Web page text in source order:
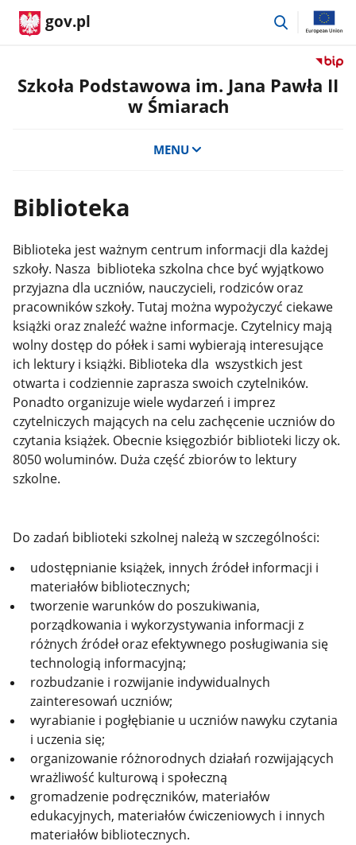
gov.pl
przejdź
Przejdź
do
II
w
Szkoła Podstawowa im. Jana Pawła II
w Śmiarach
MENU
Biblioteka
Biblioteka jest ważnym centrum informacji dla każdej
szkoły. Nasza biblioteka szkolna chce być wyjątkowo
przyjazna dla uczniów, nauczycieli, rodziców oraz
pracowników szkoły. Tutaj można wypożyczyć ciekawe
książki oraz znaleźć ważne informacje. Czytelnicy mają
wolny dostęp do półek i sami wybierają interesujące
ich lektury i książki. Biblioteka dla wszystkich jest
otwarta i codziennie zaprasza swoich czytelników.
Ponadto organizuje wiele wydarzeń i imprez
czytelniczych mających na celu zachęcenie uczniów do
czytania książek. Obecnie księgozbiór biblioteki liczy ok.
8050 woluminów. Duża część zbiorów to lektury
szkolne.
Do zadań biblioteki szkolnej należą w szczególności:
udostępnianie książek, innych źródeł informacji i
materiałów bibliotecznych;
tworzenie warunków do poszukiwania,
porządkowania i wykorzystywania informacji z
różnych źródeł oraz efektywnego posługiwania się
technologią informacyjną;
rozbudzanie i rozwijanie indywidualnych
zainteresowań uczniów;
wyrabianie i pogłębianie u uczniów nawyku czytania
i uczenia się;
organizowanie różnorodnych działań rozwijających
wrażliwość kulturową i społeczną
gromadzenie podręczników, materiałów
edukacyjnych, materiałów ćwiczeniowych i innych
materiałów bibliotecznych.